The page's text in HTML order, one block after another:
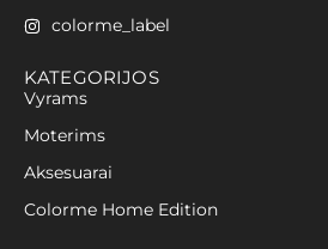
colorme_label
KATEGORIJOS
Vyrams
Moterims
Aksesuarai
Colorme Home Edition